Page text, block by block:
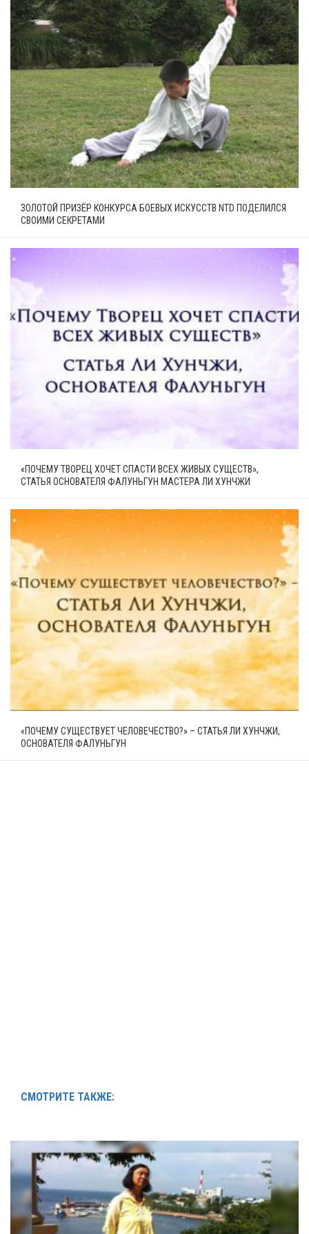
ЗОЛОТОЙ ПРИЗЁР КОНКУРСА БОЕВЫХ ИСКУССТВ NTD ПОДЕЛИЛСЯ
СВОИМИ СЕКРЕТАМИ
«ПОЧЕМУ ТВОРЕЦ ХОЧЕТ СПАСТИ ВСЕХ ЖИВЫХ СУЩЕСТВ»,
СТАТЬЯ ОСНОВАТЕЛЯ ФАЛУНЬГУН МАСТЕРА ЛИ ХУНЧЖИ
«ПОЧЕМУ СУЩЕСТВУЕТ ЧЕЛОВЕЧЕСТВО?» – СТАТЬЯ ЛИ ХУНЧЖИ,
ОСНОВАТЕЛЯ ФАЛУНЬГУН
СМОТРИТЕ ТАКЖЕ: